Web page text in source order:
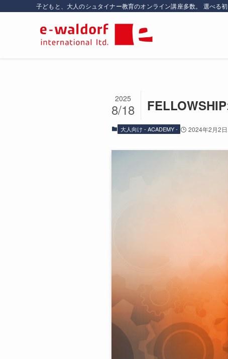
子どもと、大人のシュタイナー教育のオンライン講座多数。 選べる
2025
8/18
大人向け - ACADEMY - 2024年2月2日